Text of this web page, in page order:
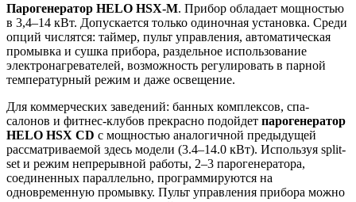
Парогенератор HELO HSX-M. Прибор обладает мощностью
в 3,4–14 кВт. Допускается только одиночная установка. Среди
опций числятся: таймер, пульт управления, автоматическая
промывка и сушка прибора, раздельное использование
электронагревателей, возможность регулировать в парной
температурный режим и даже освещение.
Для коммерческих заведений: банных комплексов, спа-
салонов и фитнес-клубов прекрасно подойдет парогенератор
HELO HSX CD с мощностью аналогичной предыдущей
рассматриваемой здесь модели (3.4–14.0 кВт). Используя split-
set и режим непрерывной работы, 2–3 парогенератора,
соединенных параллельно, программируются на
одновременную промывку. Пульт управления прибора можно